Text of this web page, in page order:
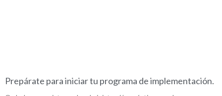
Prepárate para iniciar tu programa de implementación.